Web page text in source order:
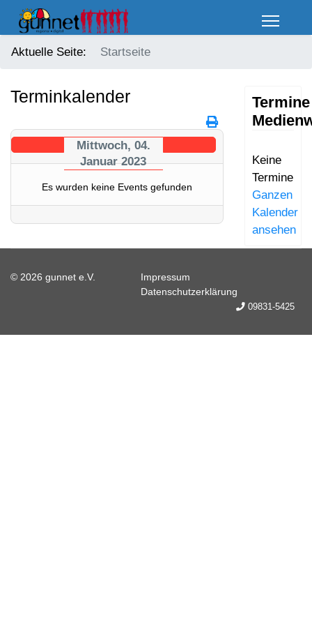
Aktuelle Seite: Startseite
Terminkalender
Mittwoch, 04.
Januar 2023
Es wurden keine Events gefunden
Termine
Keine
Termine
Ganzen
Kalender
ansehen
© 2026 gunnet e.V.
Impressum
Datenschutzerklärung
09831-5425